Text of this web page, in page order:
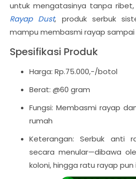
untuk mengatasinya tanpa
Rayap Dust, produk serbuk
mampu membasmi rayap sampai
Spesifikasi Produk
Harga: Rp.75.000,-/botol
Berat: @60 gram
Fungsi: Membasmi rayap
rumah
Keterangan: Serbuk anti
secara menular—dibawa
koloni, hingga ratu rayap pun